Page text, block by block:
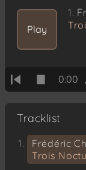
Play
1.
0:00
Tracklist
Frédéric
Trois